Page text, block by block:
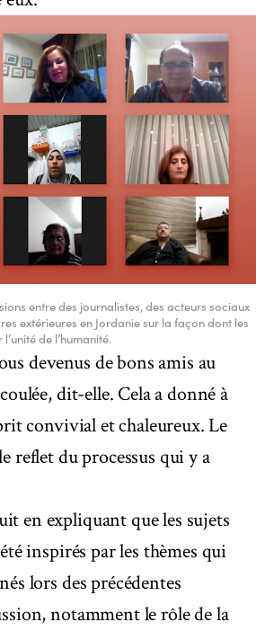
entre des journalistes, des acteurs sociaux
extérieures en Jordanie sur la façon dont les
de l’humanité.
devenus de bons amis au
dit-elle. Cela a donné à
convivial et chaleureux. Le
reflet du processus qui y a
en expliquant que les sujets
inspirés par les thèmes qui
lors des précédentes
notamment le rôle de la